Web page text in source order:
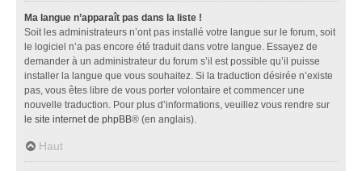
Ma langue n’apparaît pas dans la liste !
Soit les administrateurs n’ont pas installé votre langue sur le forum, soit
le logiciel n’a pas encore été traduit dans votre langue. Essayez de
demander à un administrateur du forum s’il est possible qu’il puisse
installer la langue que vous souhaitez. Si la traduction désirée n’existe
pas, vous êtes libre de vous porter volontaire et commencer une
nouvelle traduction. Pour plus d’informations, veuillez vous rendre sur
le site internet de phpBB® (en anglais).
Haut